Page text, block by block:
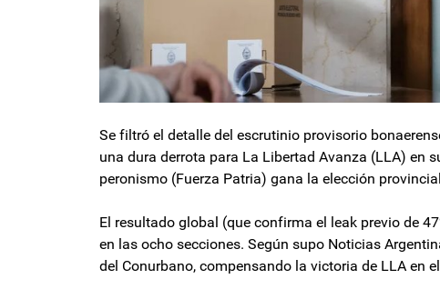
Se filtró el detalle del escrutinio provisorio
una dura derrota para La Libertad Avanza (LLA) en
peronismo (Fuerza Patria) gana la elección provincial
El resultado global (que confirma el leak previo de
en las ocho secciones. Según supo Noticias
del Conurbano, compensando la victoria de LLA en